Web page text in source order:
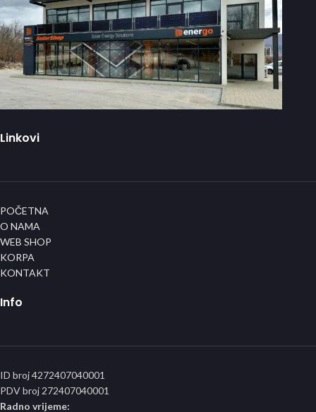
Linkovi
POČETNA
O NAMA
WEB SHOP
KORPA
KONTAKT
Info
ID broj 4272407040001
PDV broj 272407040001
Radno vrijeme: